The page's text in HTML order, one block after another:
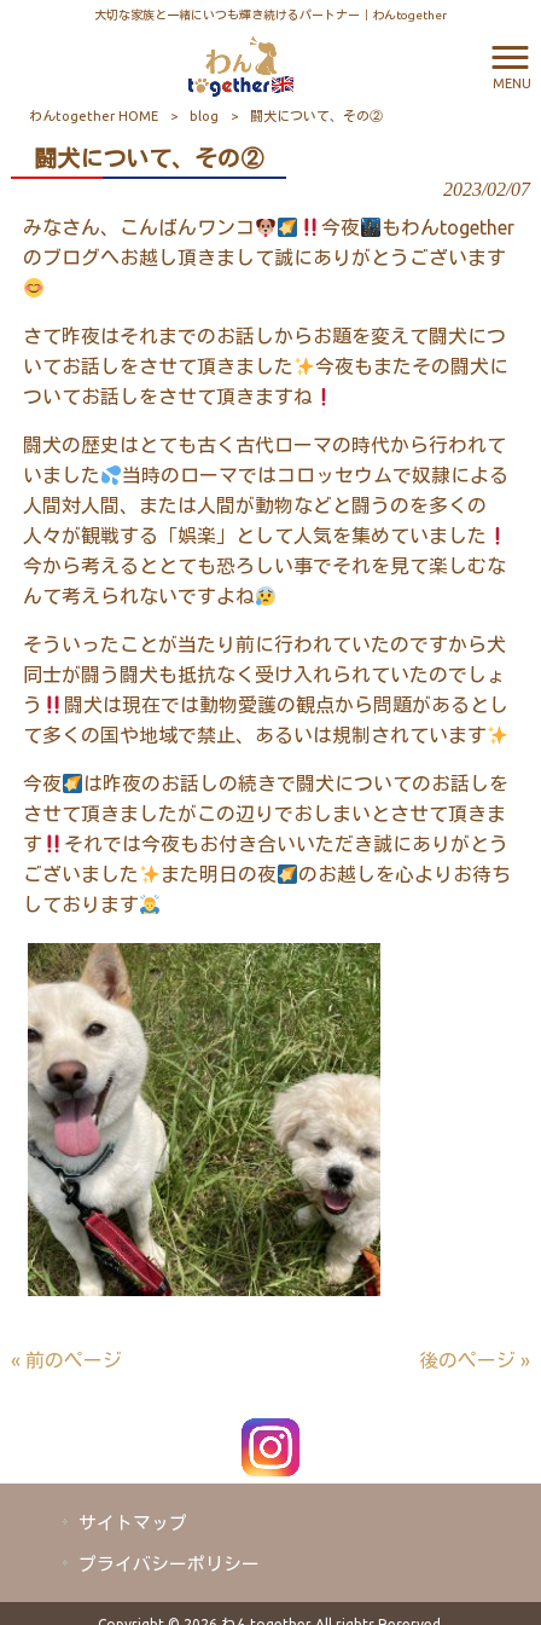
大切な家族と一緒にいつも輝き続けるパートナー｜わんtogether
MENU
わんtogether HOME > blog > 闘犬について、その②
闘犬について、その②
2023/02/07
みなさん、こんばんワンコ 今夜 もわんtogether
のブログへお越し頂きまして誠にありがとうございます
さて昨夜はそれまでのお話しからお題を変えて闘犬につ
いてお話しをさせて頂きました
今夜もまたその闘犬に
ついてお話しをさせて頂きますね
闘犬の歴史はとても古く古代ローマの時代から行われて
いました
当時のローマではコロッセウムで奴隷による
人間対人間、または人間が動物などと闘うのを多くの
人々が観戦する「娯楽」として人気を集めていました
今から考えるととても恐ろしい事でそれを見て楽しむな
んて考えられないですよね
そういったことが当たり前に行われていたのですから犬
同士が闘う闘犬も抵抗なく受け入れられていたのでしょ
う
闘犬は現在では動物愛護の観点から問題があるとし
て多くの国や地域で禁止、あるいは規制されています
今夜
は昨夜のお話しの続きで闘犬についてのお話しを
させて頂きましたがこの辺りでおしまいとさせて頂きま
す
それでは今夜もお付き合いいただき誠にありがとう
ございました
また明日の夜
のお越しを心よりお待ち
しております
« 前のページ 後のページ »
サイトマップ
プライバシーポリシー